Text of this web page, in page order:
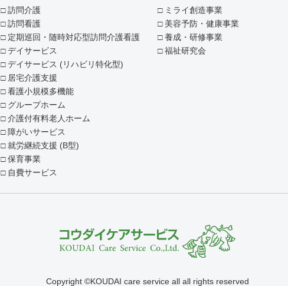
訪問介護
訪問看護
定期巡回・随時対応型訪問介護看護
デイサービス
デイサービス (リハビリ特化型)
居宅介護支援
看護小規模多機能
グループホーム
介護付有料老人ホーム
障がいサービス
就労継続支援 (B型)
保育事業
自費サービス
ミライ創造事業
美容予防・健康事業
養成・研修事業
福祉研究会
Copyright ©KOUDAI care service all all rights reserved